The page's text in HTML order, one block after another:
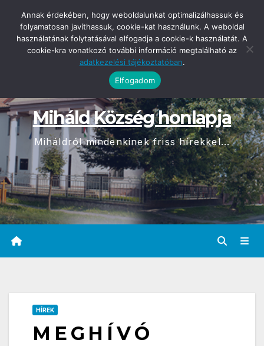
content
2026-08-08 07:01
Miháld Község honlapja
Miháldról mindenkinek friss hírekkel...
HÍREK
M E G H Í V Ó
Annak érdekében, hogy weboldalunkat optimalizálhassuk és
folyamatosan javíthassuk, cookie-kat használunk. A weboldal
használatának folytatásával elfogadja a cookie-k használatát. A
cookie-kra vonatkozó további információ megtalálható az
adatkezelési tájékoztatóban.
Elfogadom